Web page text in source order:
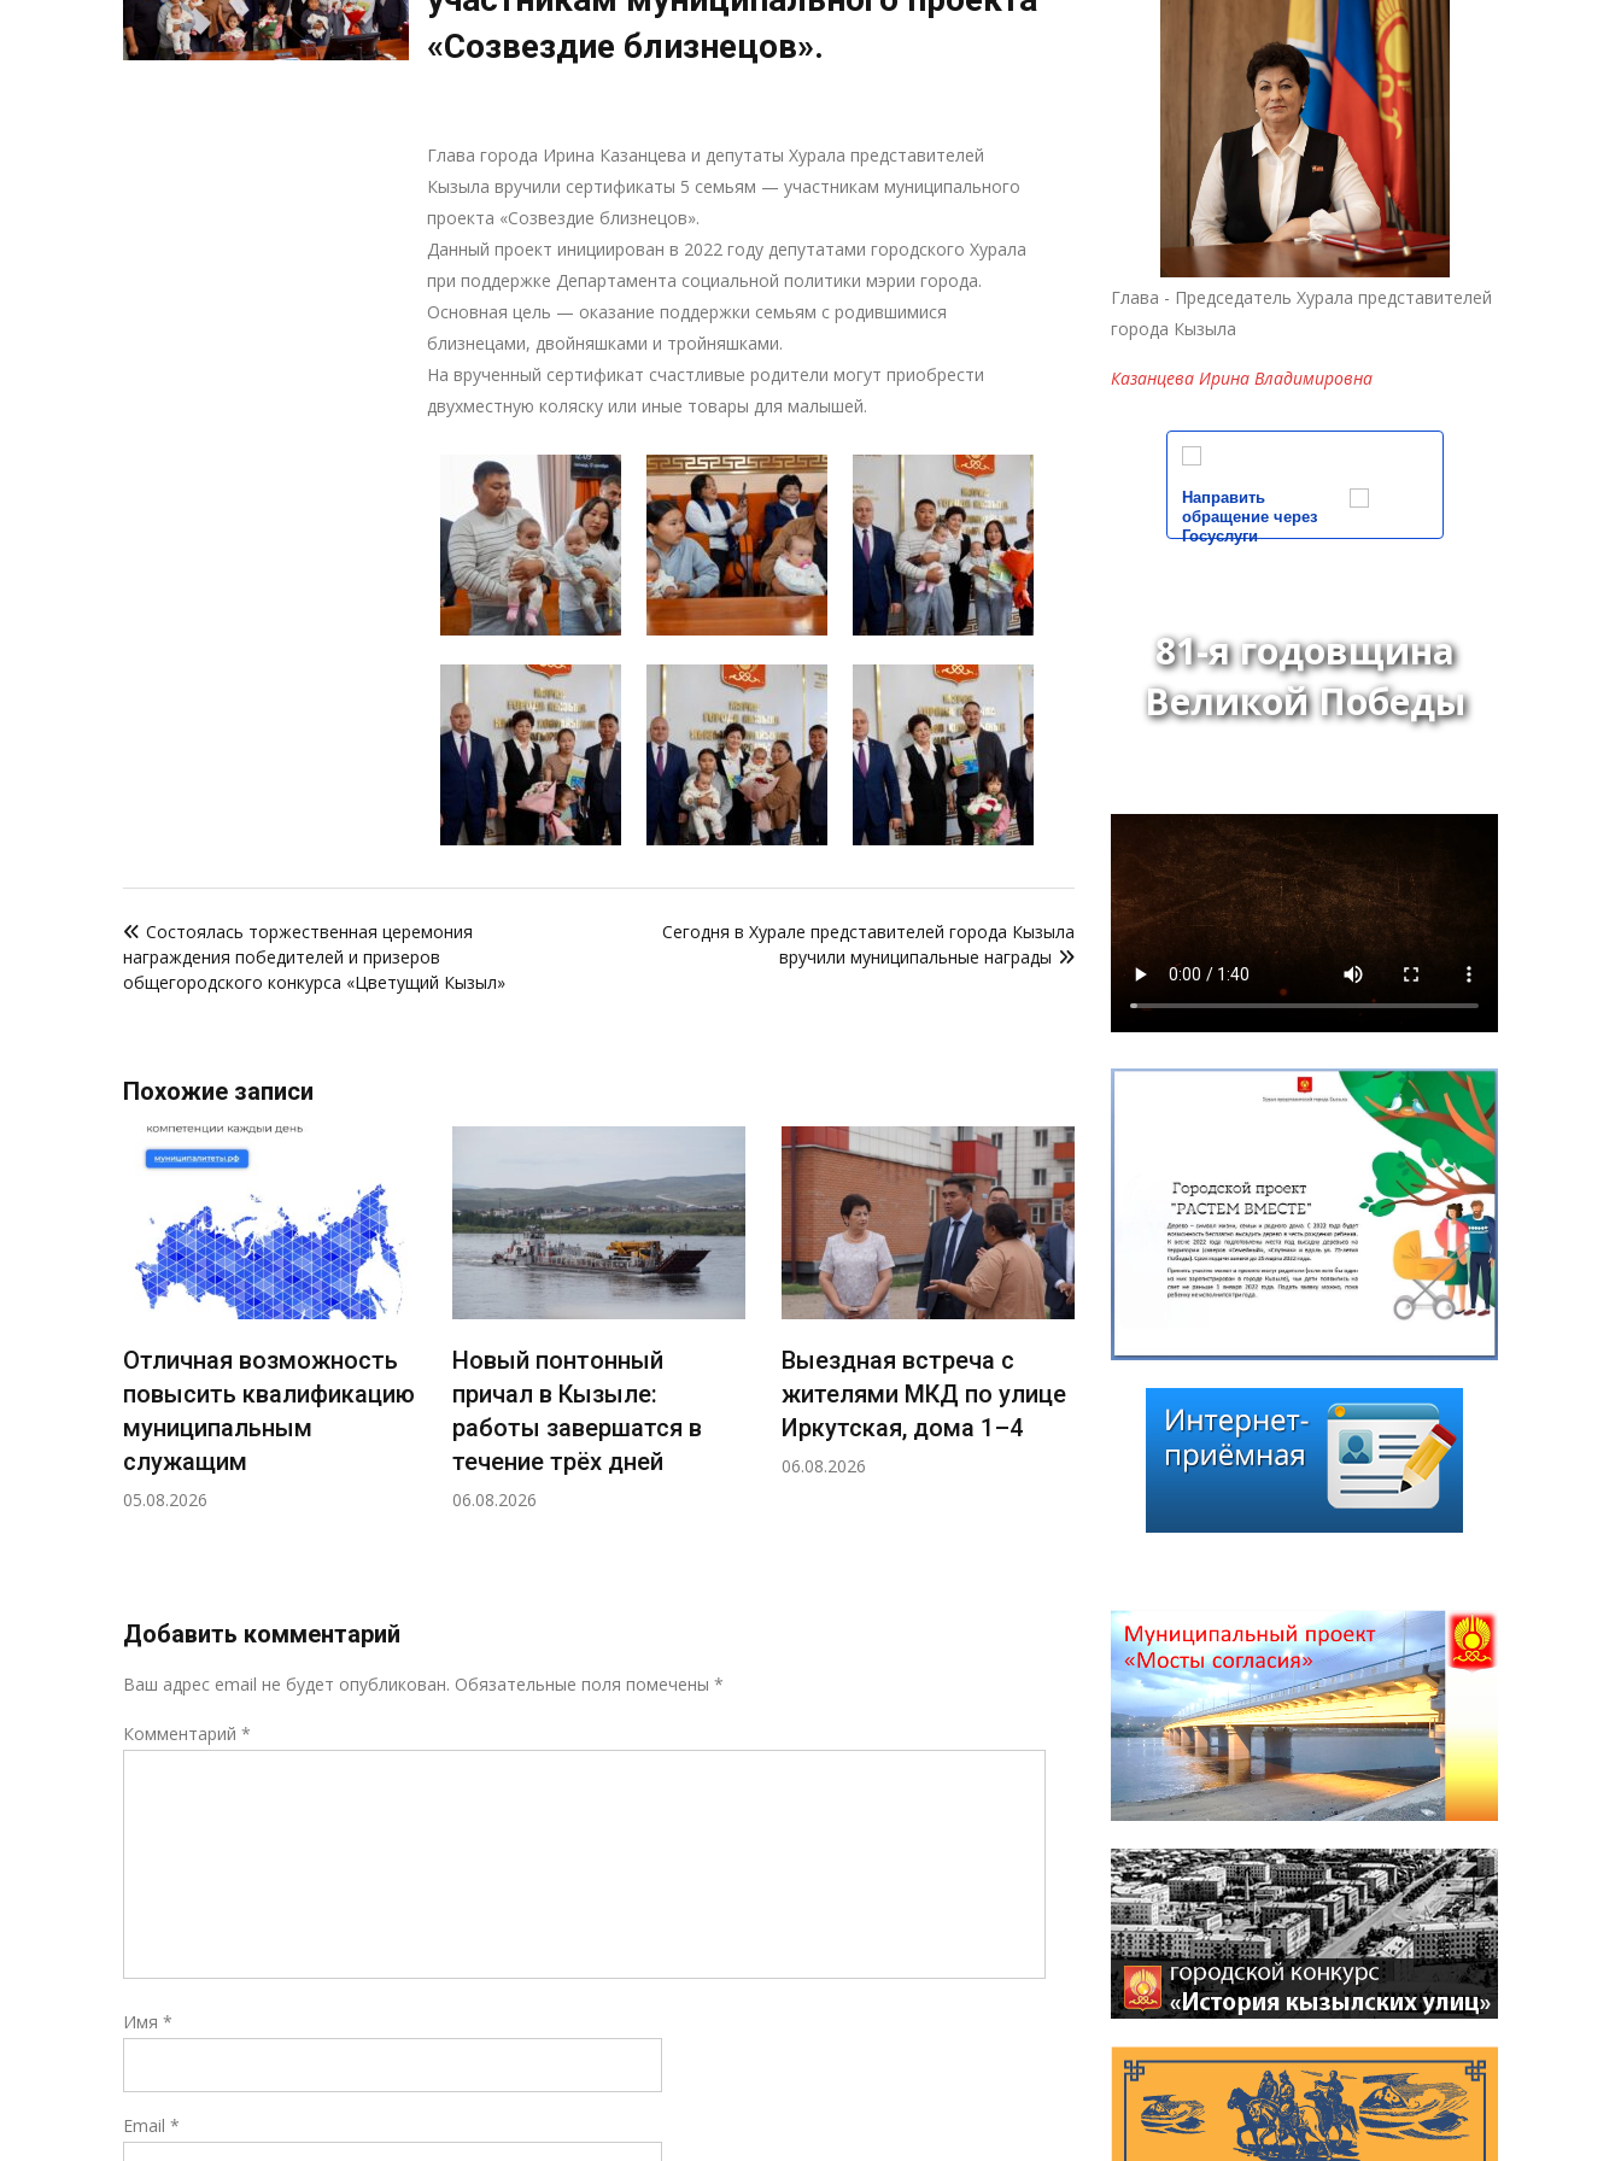
«Созвездие близнецов».
Глава города Ирина Казанцева и депутаты Хурала представителей
Кызыла вручили сертификаты 5 семьям — участникам муниципального
проекта «Созвездие близнецов».
Данный проект инициирован в 2022 году депутатами городского Хурала
при поддержке Департамента социальной политики мэрии города.
Основная цель — оказание поддержки семьям с родившимися
близнецами, двойняшками и тройняшками.
На врученный сертификат счастливые родители могут приобрести
двухместную коляску или иные товары для малышей.
по
записям
Cостоялась торжественная церемония
награждения победителей и призеров
общегородского конкурса «Цветущий Кызыл»
Сегодня в Хурале представителей города Кызыла
вручили муниципальные награды
Похожие записи
Отличная возможность
повысить квалификацию
муниципальным
служащим
05.08.2026
Новый понтонный
причал в Кызыле:
работы завершатся в
течение трёх дней
06.08.2026
Выездная встреча с
жителями МКД по улице
Иркутская, дома 1–4
06.08.2026
Глава города Кызыла
Ирина Казанцева
поздравила с 92-летием
Почётного гражданина
города Кызыла Григория
Чоодуевича Ширшина
Добавить комментарий
Ваш адрес email не будет опубликован. Обязательные поля помечены *
Комментарий *
Имя *
Email *
Рейтинг *
Глава - Председатель Хурала представителей
города Кызыла
Казанцева Ирина Владимировна
Направить
обращение через
Госуслуги
81-я годовщина
Великой Победы